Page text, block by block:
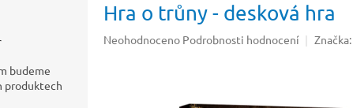
budeme
produktech
Hra o trůny - desková hra
Průměrné
Neohodnoceno Podrobnosti hodnocení Značka: